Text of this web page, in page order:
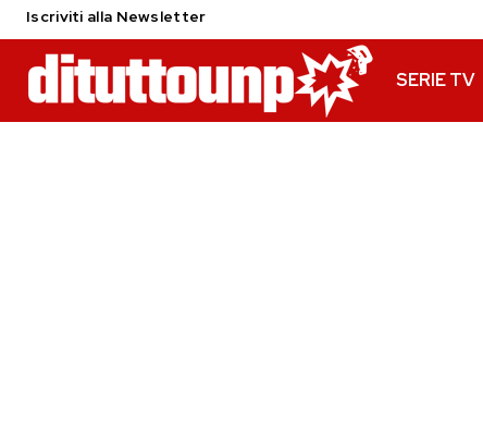
Iscriviti alla Newsletter
SERIE TV